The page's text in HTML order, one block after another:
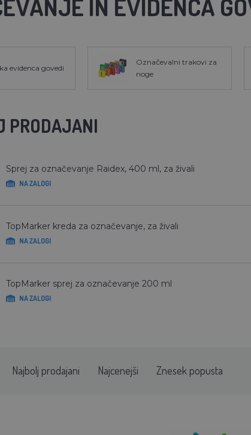
IN EVIDENCA
evidenca govedi
Označevalni trakovi za
noge
PRODAJANI
Sprej za označevanje Raidex, 400 ml, za živali
NA ZALOGI
TopMarker kreda za označevanje, za živali
NA ZALOGI
TopMarker sprej za označevanje 200 ml
NA ZALOGI
Najbolj prodajani Najcenejši Znesek popusta